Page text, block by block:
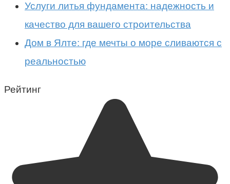
Услуги литья фундамента: надежность и
качество для вашего строительства
Дом в Ялте: где мечты о море сливаются с
реальностью
Рейтинг